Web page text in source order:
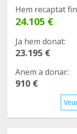
Hem recaptat
24.105 €
Ja hem donat:
23.195 €
Anem a donar:
910 €